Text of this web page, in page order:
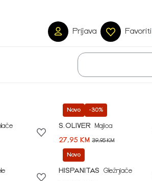
Prijava Favoriti
Novo -30%
S.OLIVER
Majica
27,95 KM39,95 KM
Novo
HISPANITAS
Gležnjače